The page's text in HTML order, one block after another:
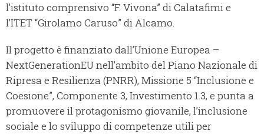
l’istituto comprensivo “F. Vivona” di Calatafimi e
l’ITET “Girolamo Caruso” di Alcamo.
Il progetto è finanziato dall’Unione Europea –
NextGenerationEU nell’ambito del Piano Nazionale di
Ripresa e Resilienza (PNRR), Missione 5 “Inclusione e
Coesione”, Componente 3, Investimento 1.3, e punta a
promuovere il protagonismo giovanile, l’inclusione
sociale e lo sviluppo di competenze utili per